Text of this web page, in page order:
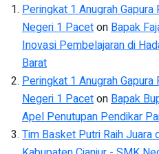
Peringkat 1 Anugrah
Negeri 1 Paceton Bapak
Inovasi Pembelajaran di
Barat
Peringkat 1 Anugrah
Negeri 1 Paceton Bapak
Apel Penutupan Pendikar
Tim Basket Putri Raih